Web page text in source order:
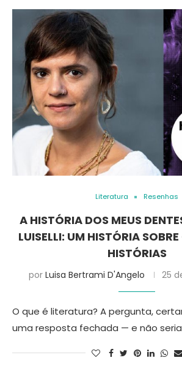
Literatura Resenhas
A HISTÓRIA DOS MEUS
LUISELLI: UM HISTÓRIA
HISTÓRIAS
por Luisa Bertrami D'Angelo 25
O que é literatura? A pergunta,
uma resposta fechada — e não